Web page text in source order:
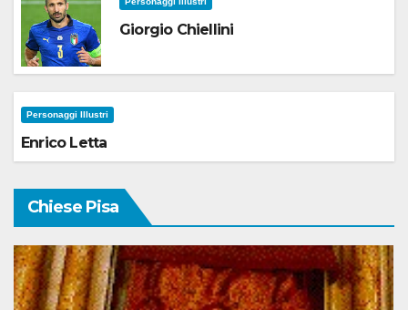
Giorgio Chiellini
Personaggi Illustri
Enrico Letta
Chiese Pisa